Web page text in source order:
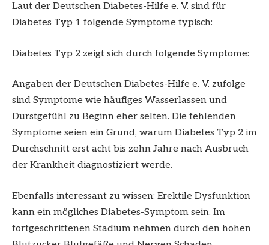
Laut der Deutschen Diabetes-Hilfe e. V. sind für
Diabetes Typ 1 folgende Symptome typisch:
Diabetes Typ 2 zeigt sich durch folgende Symptome:
Angaben der Deutschen Diabetes-Hilfe e. V. zufolge
sind Symptome wie häufiges Wasserlassen und
Durstgefühl zu Beginn eher selten. Die fehlenden
Symptome seien ein Grund, warum Diabetes Typ 2 im
Durchschnitt erst acht bis zehn Jahre nach Ausbruch
der Krankheit diagnostiziert werde.
Ebenfalls interessant zu wissen: Erektile Dysfunktion
kann ein mögliches Diabetes-Symptom sein. Im
fortgeschrittenen Stadium nehmen durch den hohen